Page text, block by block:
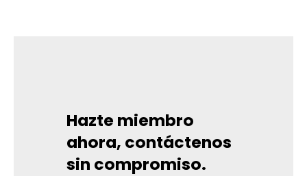
Hazte miembro
ahora, contáctenos
sin compromiso.